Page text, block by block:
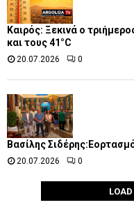
Καιρός: Ξεκινά ο
και τους 41°C
20.07.2026 0
Βασίλης
20.07.2026 0